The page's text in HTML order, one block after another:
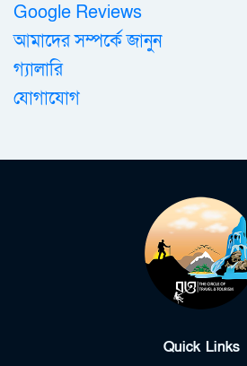
Google Reviews
আমাদের সম্পর্কে জানুন
গ্যালারি
যোগাযোগ
Quick Links